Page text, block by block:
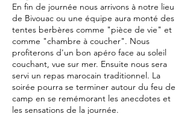
En fin de journée nous arrivons à notre lieu
de Bivouac ou une équipe aura monté des
tentes berbères comme "pièce de vie" et
comme "chambre à coucher". Nous
profiterons d'un bon apéro face au soleil
couchant, vue sur mer. Ensuite nous sera
servi un repas marocain traditionnel. La
soirée pourra se terminer autour du feu de
camp en se remémorant les anecdotes et
les sensations de la journée.